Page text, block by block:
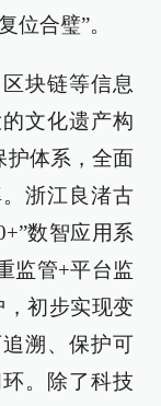
位合璧”。
块链等信息
文化遗产构
体系，全面
浙江良渚古
数智应用系
监管+平台监
初步实现变
溯、保护可
。除了科技